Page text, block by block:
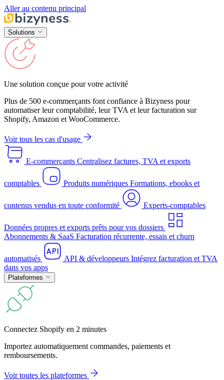
Aller au contenu principal
Solutions
Une solution conçue pour votre activité
Plus de 500 e-commerçants font confiance à Bizyness pour
automatiser leur comptabilité, leur TVA et leur facturation sur
Shopify, Amazon et WooCommerce.
Voir tous les cas d'usage
E-commerçants Centralisez factures, TVA et exports
comptables Produits numériques Formations, ebooks et
contenus vendus en toute conformité Experts-comptables
Données propres et exports prêts pour vos dossiers
Abonnements & SaaS Facturation récurrente, essais et churn
automatisés API & développeurs Intégrez facturation et TVA
dans vos apps
Plateformes
Connectez Shopify en 2 minutes
Importez automatiquement commandes, paiements et
remboursements.
Voir toutes les plateformes